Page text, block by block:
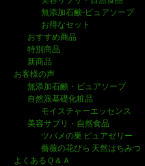
無添加石鹸-ピュアソープ
お得なセット
おすすめ商品
特別商品
新商品
お客様の声
無添加石鹸・ピュアソープ
自然派基礎化粧品
モイスチャーエッセンス
美容サプリ・自然食品
ツバメの巣 ピュアゼリー
薔薇の花びら 天然はちみつ
よくあるＱ＆Ａ